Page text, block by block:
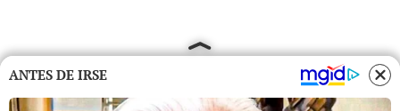
ANTES DE IRSE